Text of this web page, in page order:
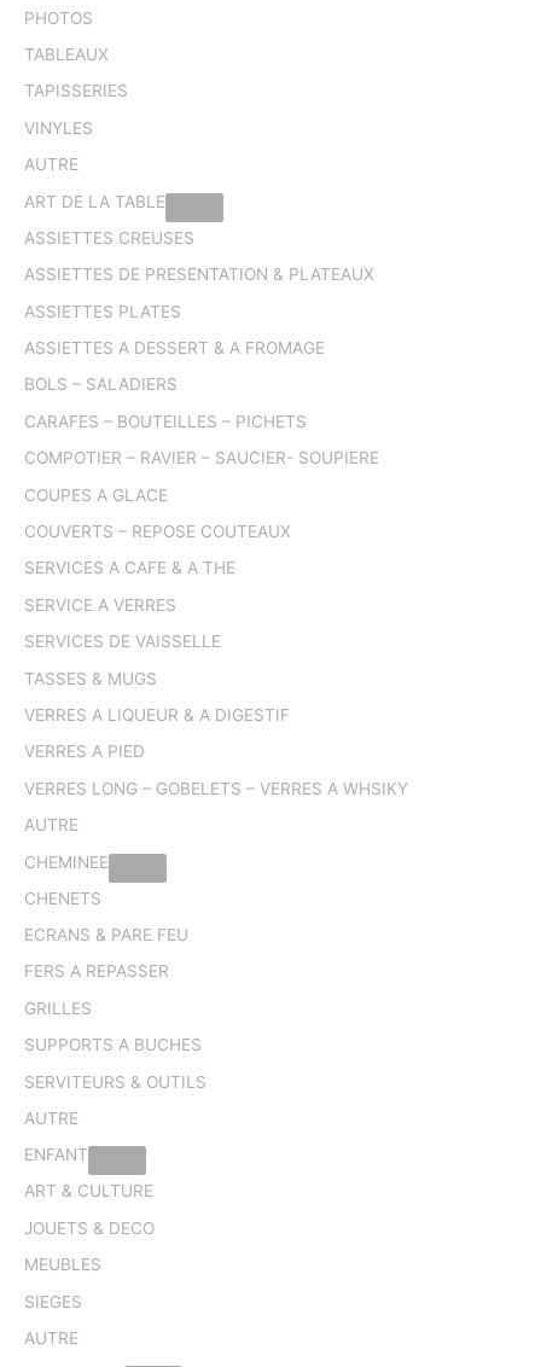
PHOTOS
TABLEAUX
TAPISSERIES
VINYLES
AUTRE
ART DE LA TABLE
ASSIETTES CREUSES
ASSIETTES DE PRESENTATION & PLATEAUX
ASSIETTES PLATES
ASSIETTES A DESSERT & A FROMAGE
BOLS – SALADIERS
CARAFES – BOUTEILLES – PICHETS
COMPOTIER – RAVIER – SAUCIER- SOUPIERE
COUPES A GLACE
COUVERTS – REPOSE COUTEAUX
SERVICES A CAFE & A THE
SERVICE A VERRES
SERVICES DE VAISSELLE
TASSES & MUGS
VERRES A LIQUEUR & A DIGESTIF
VERRES A PIED
VERRES LONG – GOBELETS – VERRES A WHSIKY
AUTRE
CHEMINEE
CHENETS
ECRANS & PARE FEU
FERS A REPASSER
GRILLES
SUPPORTS A BUCHES
SERVITEURS & OUTILS
AUTRE
ENFANT
ART & CULTURE
JOUETS & DECO
MEUBLES
SIEGES
AUTRE